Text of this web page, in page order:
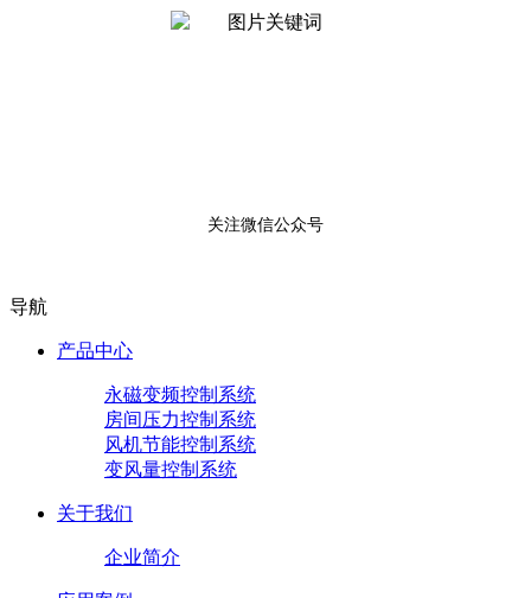
关注微信公众号
导航
产品中心
永磁变频控制系统
房间压力控制系统
风机节能控制系统
变风量控制系统
关于我们
企业简介